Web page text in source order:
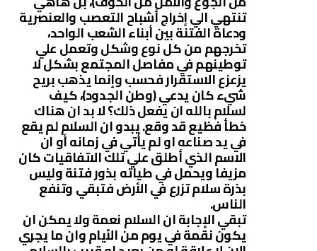
تنتهي الي إخراج أشباح التعصب والعنصرية
ودعاة الفتنة بين أبناء الشعب الواحد،
تخرجهم من كل نوع وشكل وتعمل علي
توطينهم في مفاصل المجتمع بشكل لا
يزعزع الاستقرار فحسب وإنما يذهب بريح
شيء كان يدعي (وطن الجدود)، كيف
لسلام بالله ان يفعل ذلك؟ لا بد ان هناك
خطأ فظيع قد وقع. يبدو ان السلام لم يقع
في يد صناعه او لم يأتي في زمانه أو ان
الاسم الذي أطلق علي تلك الاتفاقيات كان
مزيفا ويحمل في طياته بذور فتنة وليس
بذرة سلام تزرع في الأرض فتبقي وتنفع
الناس.
تبقي الإجابة ان السلام نعمة ولا يمكن ان
يكون نقمة في يوم من الأيام وان ما يجري